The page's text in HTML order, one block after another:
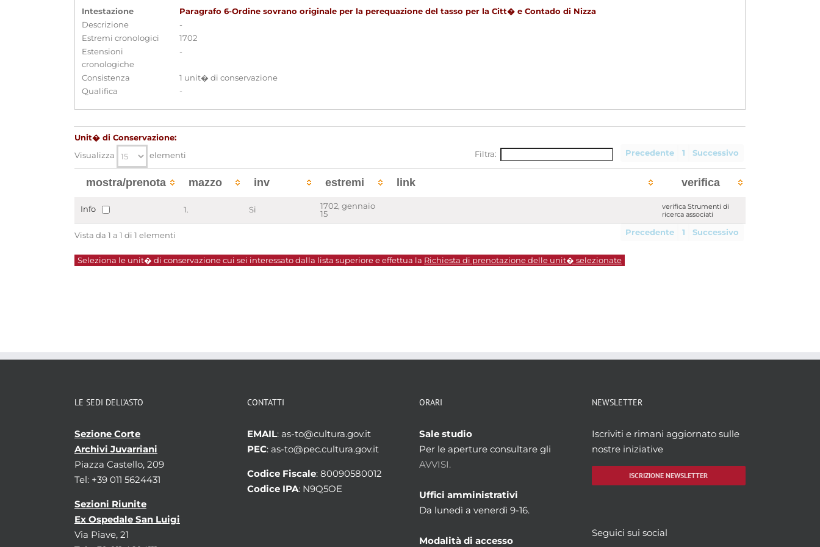
Intestazione
Paragrafo 6-Ordine sovrano originale per la perequazione del tasso per la Citt� e Contado di Nizza
Descrizione
-
Estremi cronologici
1702
Estensioni
cronologiche
-
Consistenza
1 unit� di conservazione
Qualifica
-
Unit� di Conservazione:
Precedente
1 Successivo
Visualizza elementi Filtra:
mostra/prenota mazzo inv estremi link verifica
Info 1. Si
1702, gennaio
15
verifica Strumenti di
ricerca associati
Vista da 1 a 1 di 1 elementi Precedente 1 Successivo
Seleziona le unit� di conservazione cui sei interessato dalla lista superiore e effettua la Richiesta di prenotazione delle unit� selezionate
LE SEDI DELL’ASTO
Sezione Corte
Archivi Juvarriani
Piazza Castello, 209
Tel: +39 011 5624431
Sezioni Riunite
Ex Ospedale San Luigi
Via Piave, 21
CONTATTI
EMAIL: as-to@cultura.gov.it
PEC: as-to@pec.cultura.gov.it
Codice Fiscale: 80090580012
Codice IPA: N9Q5OE
ORARI
Sale studio
Per le aperture consultare gli
AVVISI.
Uffici amministrativi
Da lunedì a venerdì 9-16.
Modalità di accesso
NEWSLETTER
Iscriviti e rimani aggiornato sulle
nostre iniziative
ISCRIZIONE NEWSLETTER
Seguici sui social